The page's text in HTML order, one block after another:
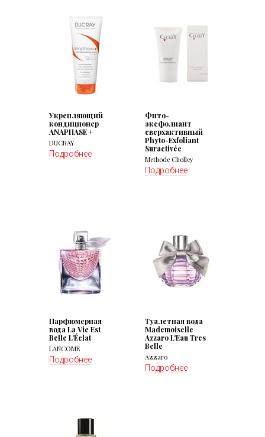
Укрепляющий
кондиционер
ANAPHASE +
DUCRAY
Подробнее
Фито-
эксфолиант
сверхактивный
Phyto-Exfoliant
Suractivée
Methode Cholley
Подробнее
Парфюмерная
вода La Vie Est
Belle L’Éclat
LANCOME
Подробнее
Туалетная вода
Mademoiselle
Azzaro L'Eau Tres
Belle
Azzaro
Подробнее